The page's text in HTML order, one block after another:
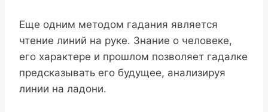
Еще одним методом гадания является
чтение линий на руке. Знание о человеке,
его характере и прошлом позволяет гадалке
предсказывать его будущее, анализируя
линии на ладони.